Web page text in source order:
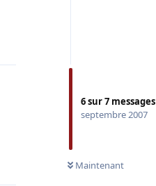
6sur7 messages
septembre 2007
Maintenant